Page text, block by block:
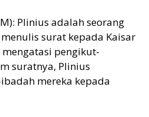
Plinius adalah seorang
surat kepada Kaisar
pengikut-
suratnya, Plinius
mereka kepada